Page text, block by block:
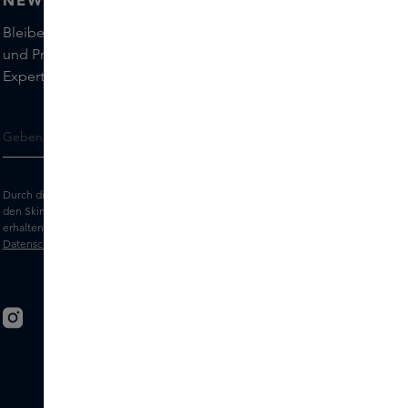
Bleiben Sie auf dem Laufenden über die neuesten Marken
und Produkte und holen Sie sich Tipps von unseren Skins
Experts.
Durch die Eingabe Ihrer E-Mail-Adresse erklären Sie sich damit einverstanden,
den Skins-Newsletter und personalisierte Marketingnachrichten per E-Mail zu
erhalten. Sehen Sie sich unsere
Datenschutz